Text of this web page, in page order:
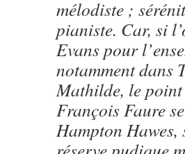
mélodiste ;
pianiste. Car, si
Evans pour
notamment dans
Mathilde, le point
François Faure
Hampton